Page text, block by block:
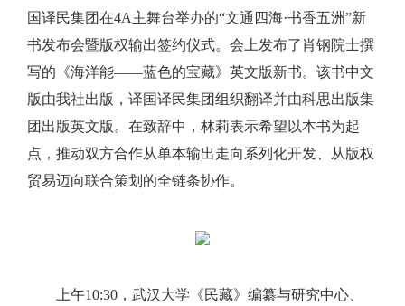
国译民集团在4A主舞台举办的“文通四海·书香五洲”新
书发布会暨版权输出签约仪式。会上发布了肖钢院士撰
写的《海洋能——蓝色的宝藏》英文版新书。该书中文
版由我社出版，译国译民集团组织翻译并由科思出版集
团出版英文版。在致辞中，林莉表示希望以本书为起
点，推动双方合作从单本输出走向系列化开发、从版权
贸易迈向联合策划的全链条协作。
上午10:30，武汉大学《民藏》编纂与研究中心、